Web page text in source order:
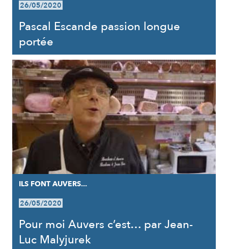
26/05/2020
Pascal Escande passion longue
portée
ILS FONT AUVERS...
26/05/2020
Pour moi Auvers c’est… par Jean-
Luc Malyjurek